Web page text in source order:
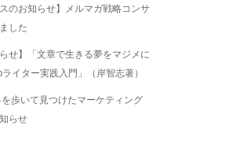
のお知らせ】メルマガ戦略コンサ
した
せ】「文章で生きる夢をマジメに
イター実践入門」（岸智志著）
を歩いて見つけたマーケティング
らせ